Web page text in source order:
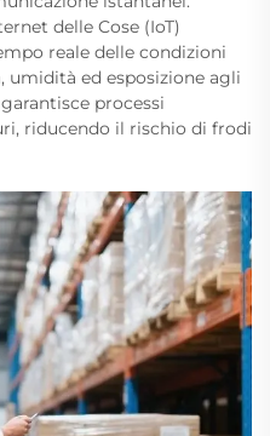
delle Cose (IoT)
reale delle condizioni
umidità ed esposizione agli
processi
riducendo il rischio di frodi